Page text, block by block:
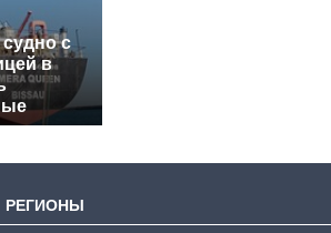
судно с
в
РЕГИОНЫ